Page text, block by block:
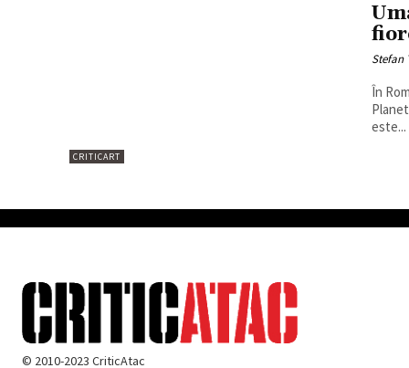
CRITICART
Stefan
În
este...
© 2010-2023 CriticAtac